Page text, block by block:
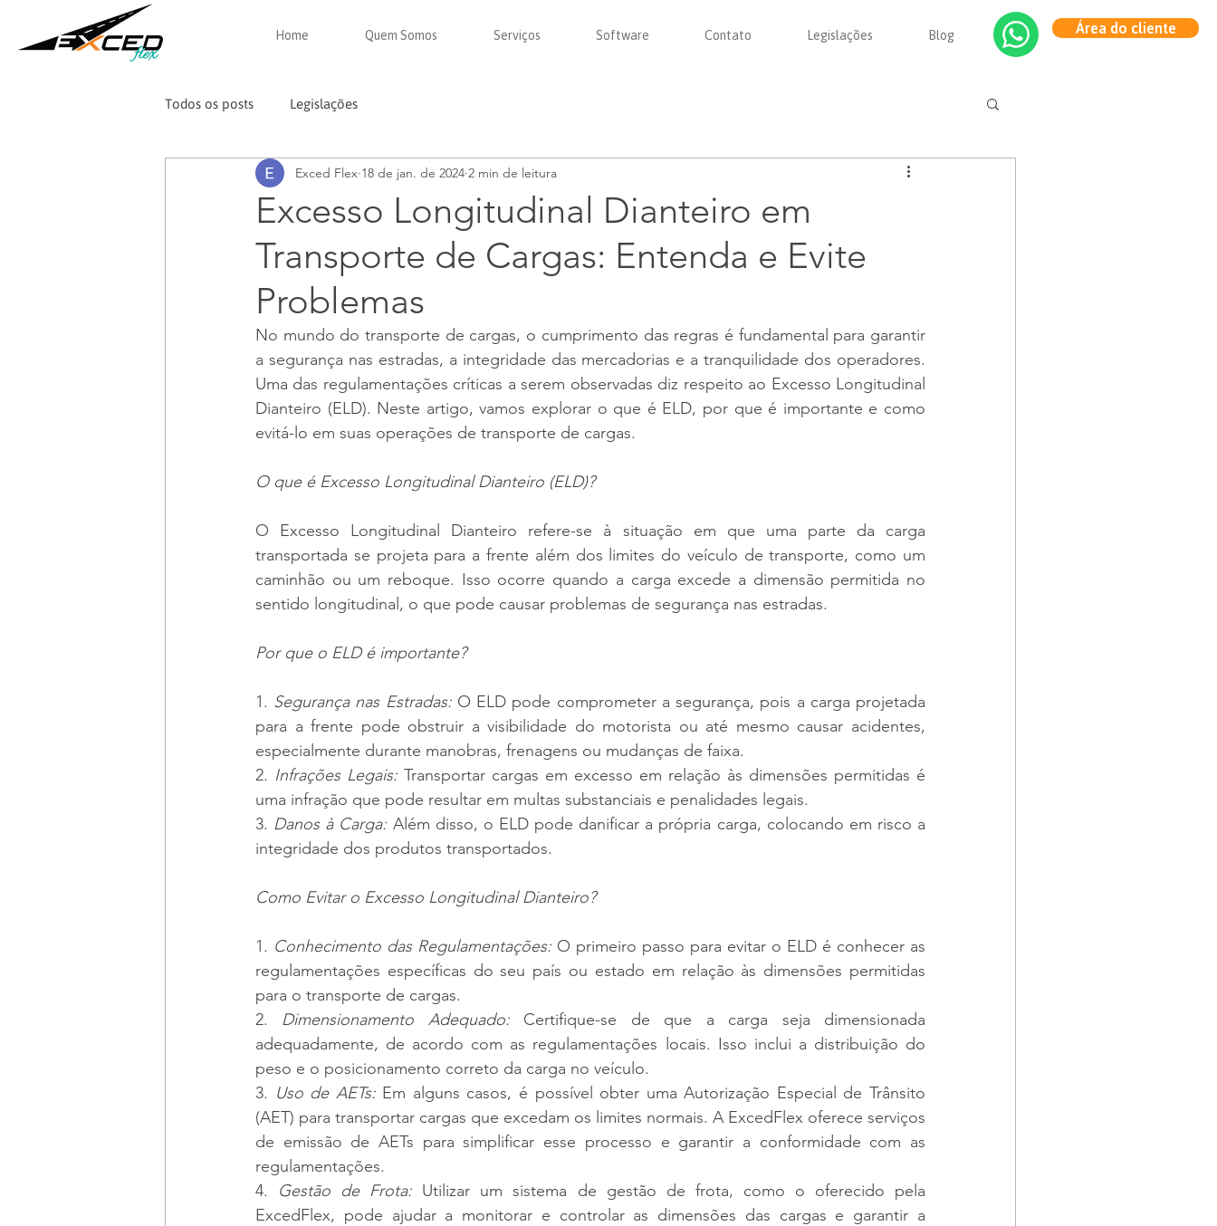
Área do cliente
Home Quem Somos Serviços Software Contato Legislações Blog
Todos os posts Legislações
Excesso Longitudinal Dianteiro em
Transporte de Cargas: Entenda e Evite
Problemas
Exced Flex 18 de jan. de 2024 2 min de leitura
No mundo do transporte de cargas, o cumprimento das regras é fundamental para garantir
a segurança nas estradas, a integridade das mercadorias e a tranquilidade dos operadores.
Uma das regulamentações críticas a serem observadas diz respeito ao Excesso Longitudinal
Dianteiro (ELD). Neste artigo, vamos explorar o que é ELD, por que é importante e como
evitá-lo em suas operações de transporte de cargas.
O que é Excesso Longitudinal Dianteiro (ELD)?
O Excesso Longitudinal Dianteiro refere-se à situação em que uma parte da carga
transportada se projeta para a frente além dos limites do veículo de transporte, como um
caminhão ou um reboque. Isso ocorre quando a carga excede a dimensão permitida no
sentido longitudinal, o que pode causar problemas de segurança nas estradas.
Por que o ELD é importante?
1. Segurança nas Estradas: O ELD pode comprometer a segurança, pois a carga projetada
para a frente pode obstruir a visibilidade do motorista ou até mesmo causar acidentes,
especialmente durante manobras, frenagens ou mudanças de faixa.
2. Infrações Legais: Transportar cargas em excesso em relação às dimensões permitidas é
uma infração que pode resultar em multas substanciais e penalidades legais.
3. Danos à Carga: Além disso, o ELD pode danificar a própria carga, colocando em risco a
integridade dos produtos transportados.
Como Evitar o Excesso Longitudinal Dianteiro?
1. Conhecimento das Regulamentações: O primeiro passo para evitar o ELD é conhecer as
regulamentações específicas do seu país ou estado em relação às dimensões permitidas
para o transporte de cargas.
2. Dimensionamento Adequado: Certifique-se de que a carga seja dimensionada
adequadamente, de acordo com as regulamentações locais. Isso inclui a distribuição do
peso e o posicionamento correto da carga no veículo.
3. Uso de AETs: Em alguns casos, é possível obter uma Autorização Especial de Trânsito
(AET) para transportar cargas que excedam os limites normais. A ExcedFlex oferece serviços
de emissão de AETs para simplificar esse processo e garantir a conformidade com as
regulamentações.
4. Gestão de Frota: Utilizar um sistema de gestão de frota, como o oferecido pela
ExcedFlex, pode ajudar a monitorar e controlar as dimensões das cargas e garantir a